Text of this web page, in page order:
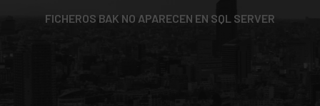
FICHEROS BAK NO APARECEN EN SQL SERVER